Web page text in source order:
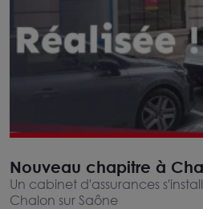
Nouveau chapitre à
Un cabinet d'assurances
Chalon sur Saône